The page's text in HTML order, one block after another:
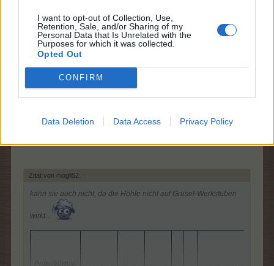
I want to opt-out of Collection, Use,
Retention, Sale, and/or Sharing of my
Personal Data that Is Unrelated with the
Purposes for which it was collected.
Opted Out
CONFIRM
Data Deletion Data Access Privacy Policy
Zitat von mogli52: ↑
kann sie auch nicht, da die Höhle nicht auf Grusel-Werkstuben
wirkt...